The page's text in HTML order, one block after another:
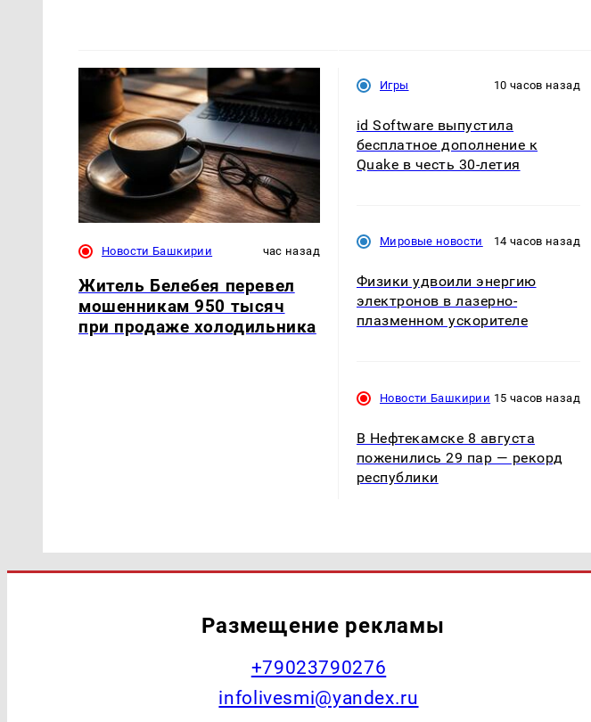
Новости Башкирии час назад
Житель Белебея перевел
мошенникам 950 тысяч
при продаже холодильника
Игры 10 часов назад
id Software выпустила
бесплатное дополнение к
Quake в честь 30-летия
Мировые новости 14 часов назад
Физики удвоили энергию
электронов в лазерно-
плазменном ускорителе
Новости Башкирии 15 часов назад
В Нефтекамске 8 августа
поженились 29 пар — рекорд
республики
Размещение рекламы
+79023790276
infolivesmi@yandex.ru